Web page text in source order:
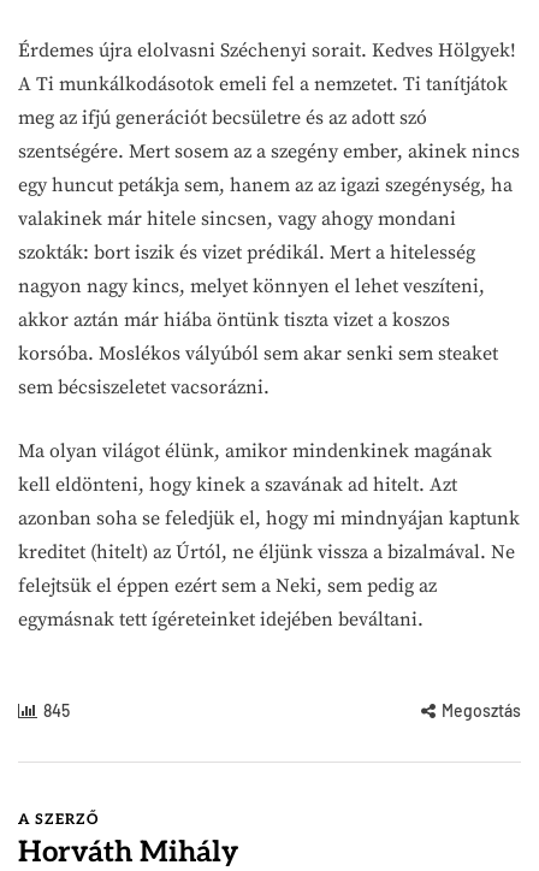
Érdemes újra elolvasni Széchenyi sorait. Kedves Hölgyek!
A Ti munkálkodásotok emeli fel a nemzetet. Ti tanítjátok
meg az ifjú generációt becsületre és az adott szó
szentségére. Mert sosem az a szegény ember, akinek nincs
egy huncut petákja sem, hanem az az igazi szegénység, ha
valakinek már hitele sincsen, vagy ahogy mondani
szokták: bort iszik és vizet prédikál. Mert a hitelesség
nagyon nagy kincs, melyet könnyen el lehet veszíteni,
akkor aztán már hiába öntünk tiszta vizet a koszos
korsóba. Moslékos vályúból sem akar senki sem steaket
sem bécsiszeletet vacsorázni.
Ma olyan világot élünk, amikor mindenkinek magának
kell eldönteni, hogy kinek a szavának ad hitelt. Azt
azonban soha se feledjük el, hogy mi mindnyájan kaptunk
kreditet (hitelt) az Úrtól, ne éljünk vissza a bizalmával. Ne
felejtsük el éppen ezért sem a Neki, sem pedig az
egymásnak tett ígéreteinket idejében beváltani.
845 Megosztás
A SZERZŐ
Horváth Mihály